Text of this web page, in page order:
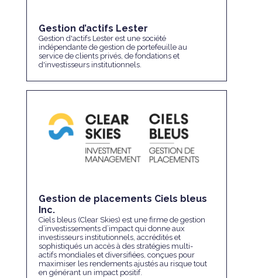
Gestion d’actifs Lester
Gestion d'actifs Lester est une société
indépendante de gestion de portefeuille au
service de clients privés, de fondations et
d'investisseurs institutionnels.
Gestion de placements Ciels bleus
Inc.
Ciels bleus (Clear Skies) est une firme de gestion
d’investissements d’impact qui donne aux
investisseurs institutionnels, accrédités et
sophistiqués un accès à des stratégies multi-
actifs mondiales et diversifiées, conçues pour
maximiser les rendements ajustés au risque tout
en générant un impact positif.